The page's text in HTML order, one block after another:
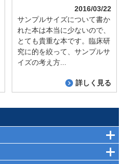
2016/03/22
サンプルサイズについて書か
れた本は本当に少ないので、
とても貴重な本です。臨床研
究に的を絞って、サンプルサ
イズの考え方...
詳しく見る